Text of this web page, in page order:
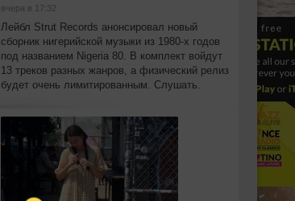
вчера в 17:32
Лейбл Strut Records анонсировал новый
сборник нигерийской музыки из 1980-х годов
под названием Nigeria 80. В комплект войдут
13 треков разных жанров, а физический релиз
будет очень лимитированным. Слушать.